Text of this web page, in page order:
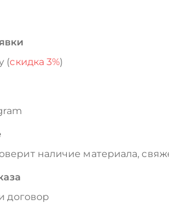
(скидка 3%)
наличие материала,
договор